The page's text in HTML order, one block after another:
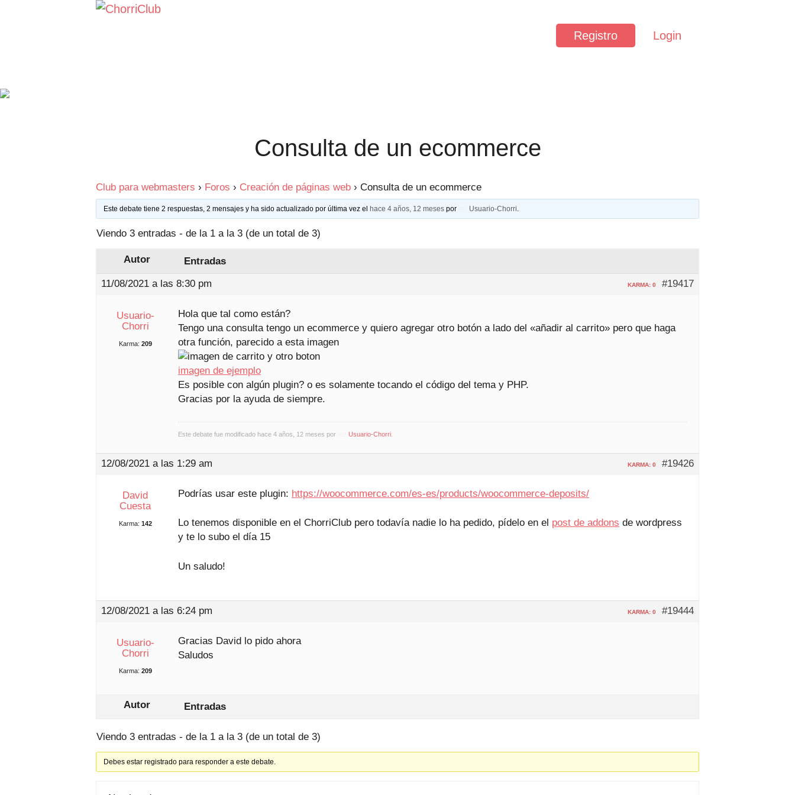
Registro Login
Consulta de un ecommerce
Club para webmasters › Foros › Creación de páginas web › Consulta de un ecommerce
Este debate tiene 2 respuestas, 2 mensajes y ha sido actualizado por última vez el hace 4 años, 12 meses por Usuario-Chorri.
Viendo 3 entradas - de la 1 a la 3 (de un total de 3)
Autor
Entradas
11/08/2021 a las 8:30 pm
#19417
KARMA: 0
Usuario-
Chorri
Karma: 209
Hola que tal como están?
Tengo una consulta tengo un ecommerce y quiero agregar otro botón a lado del «añadir al carrito» pero que haga
otra función, parecido a esta imagen
imagen de ejemplo
Es posible con algún plugin? o es solamente tocando el código del tema y PHP.
Gracias por la ayuda de siempre.
Este debate fue modificado hace 4 años, 12 meses por Usuario-Chorri
12/08/2021 a las 1:29 am #19426
KARMA: 0
David
Cuesta
Karma: 142
Podrías usar este plugin: https://woocommerce.com/es-es/products/woocommerce-deposits/
Lo tenemos disponible en el ChorriClub pero todavía nadie lo ha pedido, pídelo en el post de addons de wordpress
y te lo subo el día 15
Un saludo!
12/08/2021 a las 6:24 pm #19444
KARMA: 0
Usuario-
Chorri
Karma: 209
Gracias David lo pido ahora
Saludos
Autor Entradas
Viendo 3 entradas - de la 1 a la 3 (de un total de 3)
Debes estar registrado para responder a este debate.